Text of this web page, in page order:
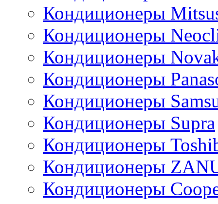
Кондиционеры
Кондиционеры
Кондиционеры
Кондиционеры
Кондиционеры
Кондиционеры Supra
Кондиционеры
Кондиционеры
Кондиционеры